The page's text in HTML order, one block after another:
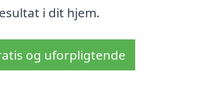
i dit hjem.
og uforpligtende